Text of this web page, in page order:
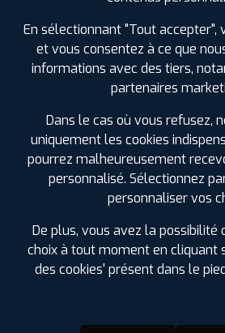
En sélectionnant "Tout accepter",
et vous consentez à ce que
informations avec des tiers,
partenaires
Dans le cas où vous refusez,
uniquement les cookies
pourrez malheureusement
personnalisé. Sélectionnez
personnaliser vos
De plus, vous avez la
choix à tout moment en cliquant
des cookies' présent dans le